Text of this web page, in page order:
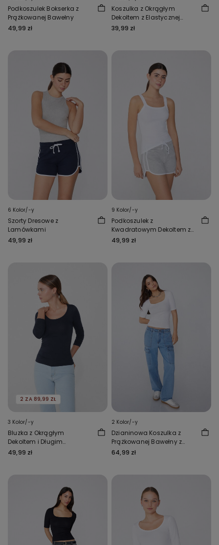
Podkoszulek Bokserka z
Prążkowanej Bawełny
49,99 zł
Koszulka z Okrągłym
Dekoltem z Elastycznej
Bawełny Organicznej
39,99 zł
6 Kolor/-y
Szorty Dresowe z
Lamówkami
49,99 zł
9 Kolor/-y
Podkoszulek z
Kwadratowym Dekoltem z
Prążkowanej Bawełny
49,99 zł
2 ZA 89,99 ZŁ
3 Kolor/-y
Bluzka z Okrągłym
Dekoltem i Długim
Rękawem z Wiskozy
49,99 zł
2 Kolor/-y
Dzianinowa Koszulka z
Prążkowanej Bawełny z
Rękawem do Łokcia i
64,99 zł